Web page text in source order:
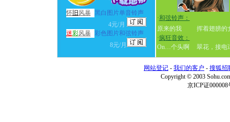
怀旧 风暴
黑白图片单音铃声
4元/月
迷彩风暴 彩色图片和弦铃声
8元/月
·和弦铃声：
原来的我
挥着翅膀的
·疯狂音效：
On…个头啊
翠花，接
网站登记 - 我们的客户 - 搜狐招
Copyright © 2003
京ICP证